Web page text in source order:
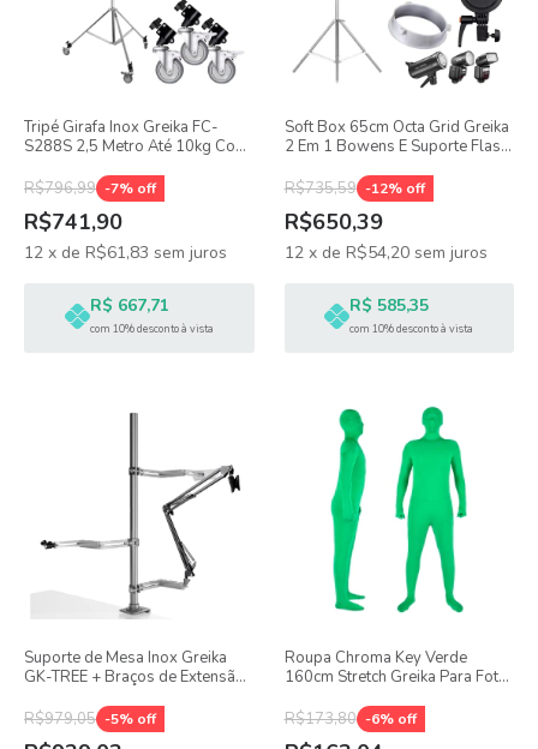
Tripé Girafa Inox Greika FC-
S288S 2,5 Metro Até 10kg Com
R$796,99 -7% off
R$741,90
12 x de R$61,83 sem juros
R$ 667,71
com 10% desconto à vista
Soft Box 65cm Octa Grid Greika
2 Em 1 Bowens E Suporte Flash
R$735,59 -12% off
R$650,39
12 x de R$54,20 sem juros
R$ 585,35
com 10% desconto à vista
Suporte de Mesa Inox Greika
GK-TREE + Braços de Extensão
R$979,05 -5% off
Roupa Chroma Key Verde
160cm Stretch Greika Para Foto
R$173,80 -6% off